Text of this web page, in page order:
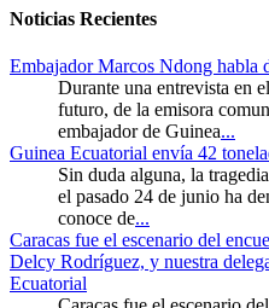
Noticias Recientes
Embajador Marcos Ndong habla
Durante una entrevista en
futuro, de la emisora
embajador de Guinea...
Guinea Ecuatorial envía 42
Sin duda alguna, la
el pasado 24 de junio ha
conoce de...
Caracas fue el escenario del
Delcy Rodríguez, y nuestra
Ecuatorial